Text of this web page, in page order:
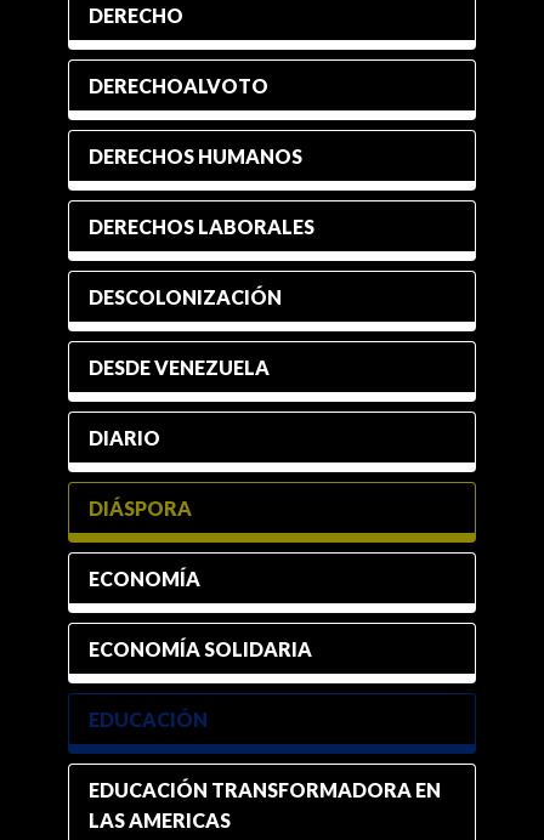
DERECHO
DERECHOALVOTO
DERECHOS HUMANOS
DERECHOS LABORALES
DESCOLONIZACIÓN
DESDE VENEZUELA
DIARIO
DIÁSPORA
ECONOMÍA
ECONOMÍA SOLIDARIA
EDUCACIÓN
EDUCACIÓN TRANSFORMADORA EN
LAS AMERICAS